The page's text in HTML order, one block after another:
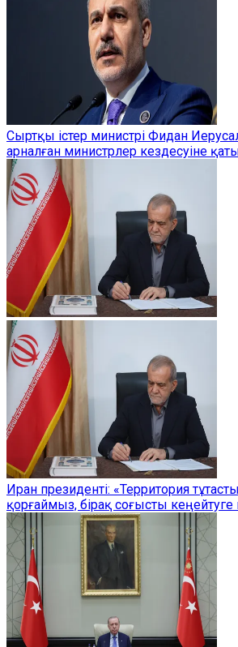
Сыртқы істер министрі Фидан
арналған министрлер кездесуіне
Иран президенті: «Территория
қорғаймыз, бірақ соғысты кеңейтуге